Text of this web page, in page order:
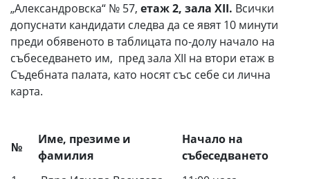
„Александровска“ № 57, етаж 2, зала ХІІ. Всички
допуснати кандидати следва да се явят 10 минути
преди обявеното в таблицата по-долу начало на
събеседването им, пред зала ХІІ на втори етаж в
Съдебната палата, като носят със себе си лична
карта.
№
Име, презиме и
фамилия
Начало на
събеседването